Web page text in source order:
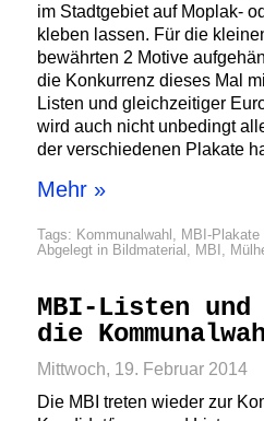
im Stadtgebiet auf Moplak-
kleben lassen. Für die
bewährten 2 Motive
die Konkurrenz dieses Mal
Listen und gleichzeitiger
wird auch nicht unbedingt
der verschiedenen Plakate
Mehr »
Tags: Kommunalwahl , MBI-Plakate
Abgelegt in Bildmaterial , MBI ,
MBI-Listen
die
Mittwoch, 19. Februar 2014
Die MBI treten wieder zur